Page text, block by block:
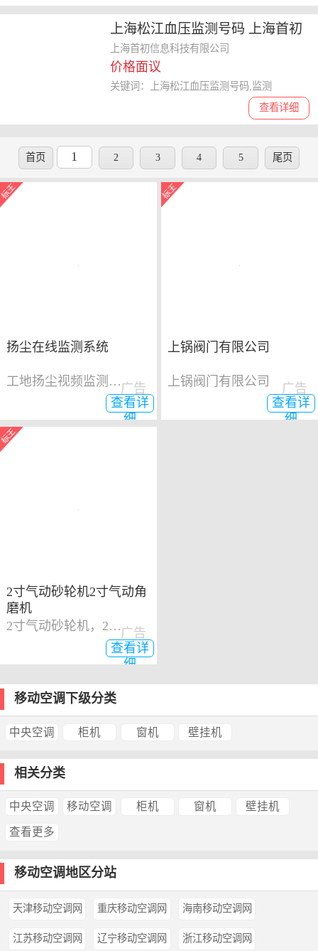
上海松江血压监测号码 上海首初
信息科技供应
上海首初信息科技有限公司
价格面议
查看详细
关键词：上海松江血压监测号码,监测
首页 1 2 3 4 5 尾页
扬尘在线监测系统
工地扬尘视频监测系统
查看详
细
广告
上锅阀门有限公司
上锅阀门有限公司
查看详
细
广告
2寸气动砂轮机2寸气动角
磨机
2寸气动砂轮机，2寸气动角磨机
查看详
细
广告
移动空调下级分类
中央空调 柜机 窗机 壁挂机
相关分类
中央空调 移动空调 柜机 窗机 壁挂机
查看更多
移动空调地区分站
天津移动空调网 重庆移动空调网 海南移动空调网
江苏移动空调网 辽宁移动空调网 浙江移动空调网